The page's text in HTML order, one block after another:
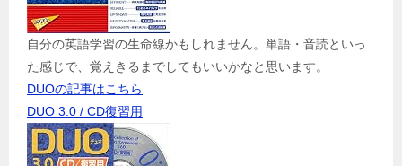
自分の英語学習の生命線かもしれません。単語・音読といっ
た感じで、覚えきるまでしてもいいかなと思います。
DUOの記事はこちら
DUO 3.0 / CD復習用